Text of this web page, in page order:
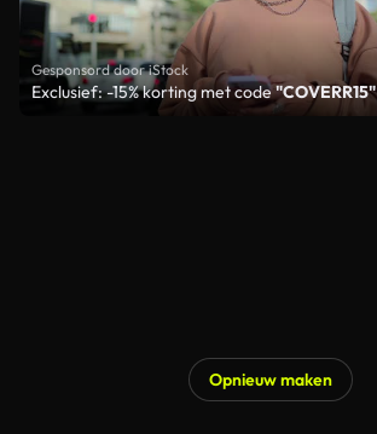
Gesponsord door iStock
Exclusief: -15% korting met code"COVERR15"
Opnieuw maken